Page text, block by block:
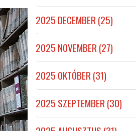
2025 DECEMBER (25)
2025 NOVEMBER (27)
2025 OKTÓBER (31)
2025 SZEPTEMBER (30)